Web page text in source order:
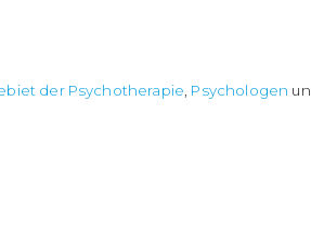
der Psychotherapie, Psychologen